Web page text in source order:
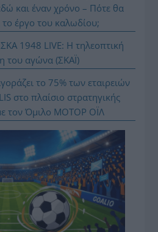
και έναν χρόνο – Πότε θα
έργο του καλωδίου;
1948 LIVE: Η τηλεοπτική
του αγώνα (ΣΚΑΪ)
το 75% των εταιρειών
στο πλαίσιο στρατηγικής
τον Όμιλο ΜΟΤΟΡ ΟΪΛ